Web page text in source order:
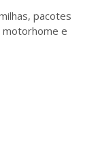
pacotes
e